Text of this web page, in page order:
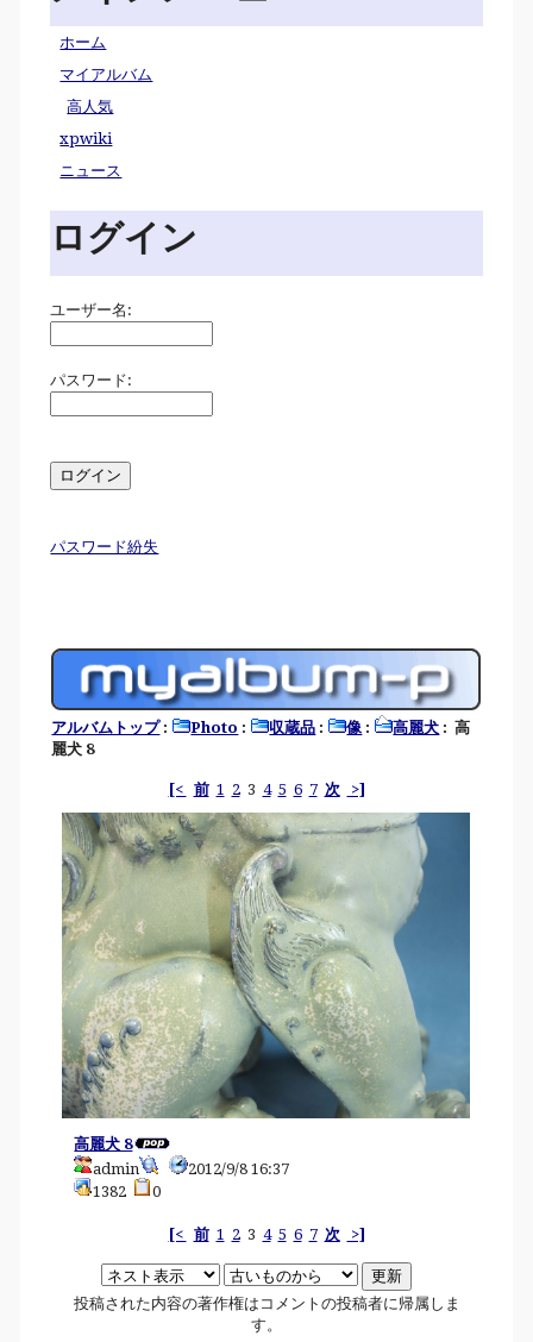
ホーム
マイアルバム
高人気
xpwiki
ニュース
ログイン
ユーザー名:
パスワード:
パスワード紛失
アルバムトップ: Photo : 収蔵品 : 像 : 高麗犬 : 高
麗犬 8
[< 前 1 23 4 5 6 7 次 >]
高麗犬 8
admin
2012/9/8 16:37
1382
0
[< 前 1 23 4 5 6 7 次 >]
投稿された内容の著作権はコメントの投稿者に帰属しま
す。